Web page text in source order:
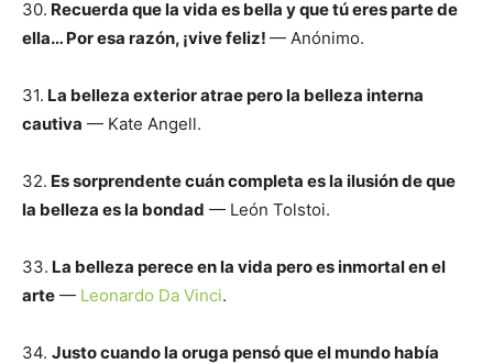
30. Recuerda que la vida es bella y que tú eres parte de
ella… Por esa razón, ¡vive feliz! — Anónimo.
31. La belleza exterior atrae pero la belleza interna
cautiva — Kate Angell.
32. Es sorprendente cuán completa es la ilusión de que
la belleza es la bondad — León Tolstoi.
33. La belleza perece en la vida pero es inmortal en el
arte — Leonardo Da Vinci.
34. Justo cuando la oruga pensó que el mundo había